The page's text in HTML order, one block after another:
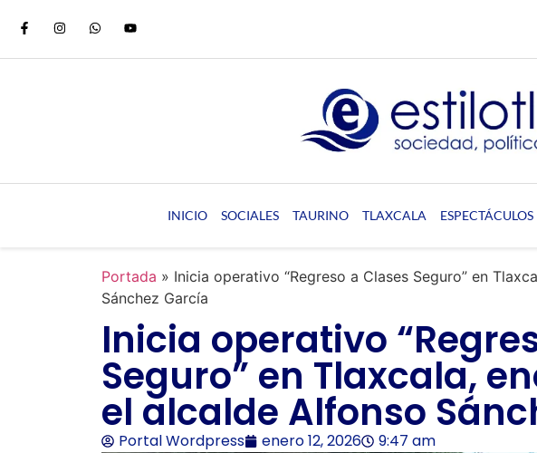
INICIO SOCIALES TAURINO TLAXCALA ESPECTÁCULOS
Portada » Inicia operativo “Regreso a Clases Seguro” en
Sánchez García
Inicia operativo
Seguro” en Tlaxcala,
el alcalde Alfonso
Portal Wordpress enero 12, 2026 9:47 am